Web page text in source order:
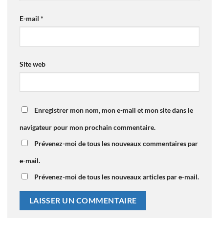
E-mail *
Site web
Enregistrer mon nom, mon e-mail et mon site dans le
navigateur pour mon prochain commentaire.
Prévenez-moi de tous les nouveaux commentaires par
e-mail.
Prévenez-moi de tous les nouveaux articles par e-mail.